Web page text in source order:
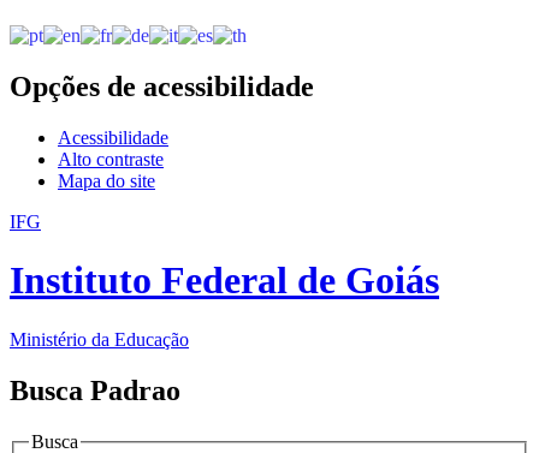
Opções de acessibilidade
Acessibilidade
Alto contraste
Mapa do site
IFG
Instituto Federal de Goiás
Ministério da Educação
Busca Padrao
Busca